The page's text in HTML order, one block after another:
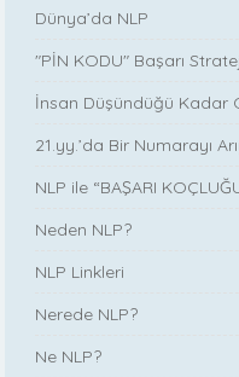
Dünya’da NLP
"PİN KODU" Başarı
İnsan Düşündüğü Kadar
21.yy.’da Bir Numarayı
NLP ile “BAŞARI
Neden NLP?
NLP Linkleri
Nerede NLP?
Ne NLP?